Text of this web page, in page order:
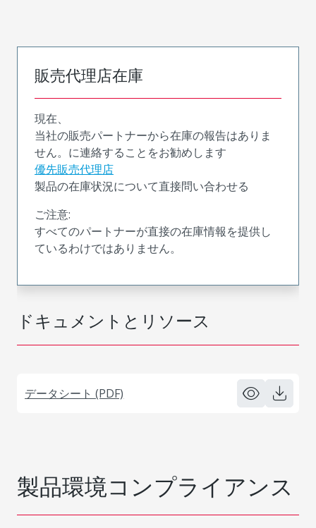
ドキュメントとリソース
データシート (PDF)
販売代理店在庫
現在、
当社の販売パートナーから在庫の報告はありま
せん。に連絡することをお勧めします
優先販売代理店
製品の在庫状況について直接問い合わせる
ご注意:
すべてのパートナーが直接の在庫情報を提供し
ているわけではありません。
製品環境コンプライアンス